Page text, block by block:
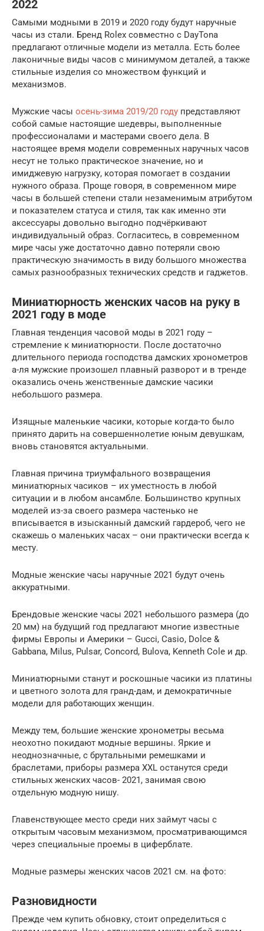
2022
Самыми модными в 2019 и 2020 году будут наручные
часы из стали. Бренд Rolex совместно с DayTona
предлагают отличные модели из металла. Есть более
лаконичные виды часов с минимумом деталей, а также
стильные изделия со множеством функций и
механизмов.
Мужские часы осень-зима 2019/20 году представляют
собой самые настоящие шедевры, выполненные
профессионалами и мастерами своего дела. В
настоящее время модели современных наручных часов
несут не только практическое значение, но и
имиджевую нагрузку, которая помогает в создании
нужного образа. Проще говоря, в современном мире
часы в большей степени стали незаменимым атрибутом
и показателем статуса и стиля, так как именно эти
аксессуары довольно выгодно подчёркивают
индивидуальный образ. Согласитесь, в современном
мире часы уже достаточно давно потеряли свою
практическую значимость в виду большого множества
самых разнообразных технических средств и гаджетов.
Миниатюрность женских часов на руку в
2021 году в моде
Главная тенденция часовой моды в 2021 году –
стремление к миниатюрности. После достаточно
длительного периода господства дамских хронометров
а-ля мужские произошел плавный разворот и в тренде
оказались очень женственные дамские часики
небольшого размера.
Изящные маленькие часики, которые когда-то было
принято дарить на совершеннолетие юным девушкам,
вновь становятся актуальными.
Главная причина триумфального возвращения
миниатюрных часиков – их уместность в любой
ситуации и в любом ансамбле. Большинство крупных
моделей из-за своего размера частенько не
вписывается в изысканный дамский гардероб, чего не
скажешь о маленьких часах – они практически всегда к
месту.
Модные женские часы наручные 2021 будут очень
аккуратными.
Брендовые женские часы 2021 небольшого размера (до
20 мм) на будущий год предлагают многие известные
фирмы Европы и Америки – Gucci, Casio, Dolce &
Gabbana, Milus, Pulsar, Concord, Bulova, Kenneth Cole и др.
Миниатюрными станут и роскошные часики из платины
и цветного золота для гранд-дам, и демократичные
модели для работающих женщин.
Между тем, большие женские хронометры весьма
неохотно покидают модные вершины. Яркие и
неоднозначные, с брутальными ремешками и
браслетами, приборы размера XXL останутся среди
стильных женских часов- 2021, занимая свою
отдельную модную нишу.
Главенствующее место среди них займут часы с
открытым часовым механизмом, просматривающимся
через специальные проемы в циферблате.
Модные размеры женских часов 2021 см. на фото:
Разновидности
Прежде чем купить обновку, стоит определиться с